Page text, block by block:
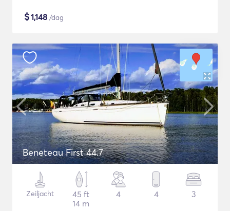
$1,148 /dag
Beneteau First 44.7
Zeiljacht
45 ft
14 m
4 4 3